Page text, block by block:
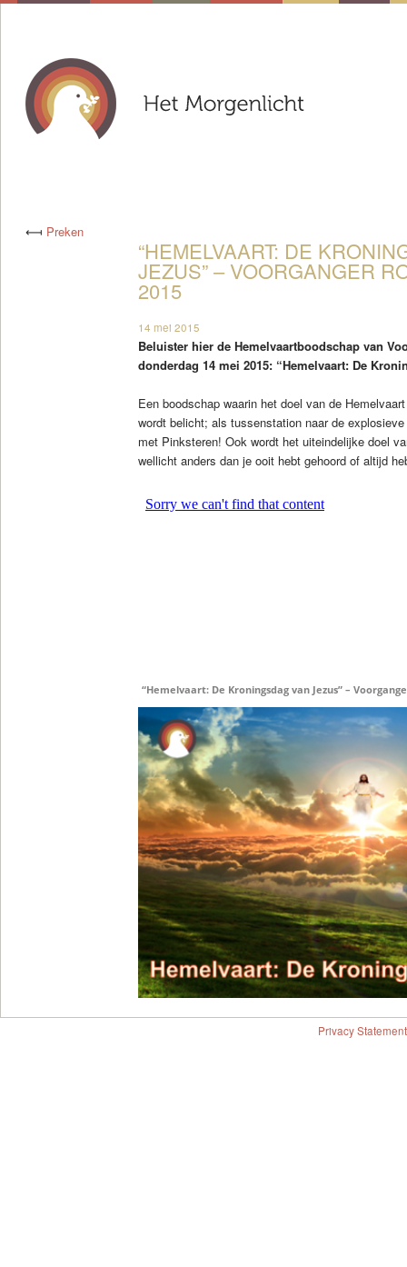
⟻ Preken
“HEMELVAART: DE
JEZUS” – VOORGANGER
2015
14 mei 2015
Beluister hier de Hemelvaartboodschap van
donderdag 14 mei 2015: “Hemelvaart: De
Een boodschap waarin het doel van de
wordt belicht; als tussenstation naar de
met Pinksteren! Ook wordt het uiteindelijke doel
wellicht anders dan je ooit hebt gehoord of altijd
“Hemelvaart: De Kroningsdag van Jezus” –
Privacy Statement